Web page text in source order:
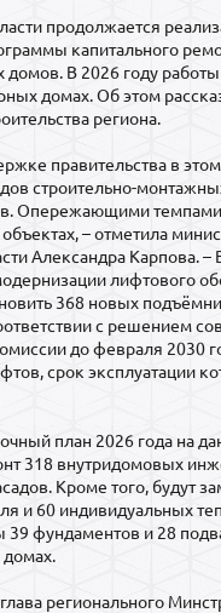
продолжается
капитального
домов. В 2026 году
домах. Об этом
региона.
правительства в
строительно-
Опережающими
– отметила
Александра Карпова. –
лифтового
368 новых
с решением
до февраля 2030
срок эксплуатации
план 2026 года на
318 внутридомовых
Кроме того, будут
и 60 индивидуальных
39 фундаментов и 28
домах.
регионального